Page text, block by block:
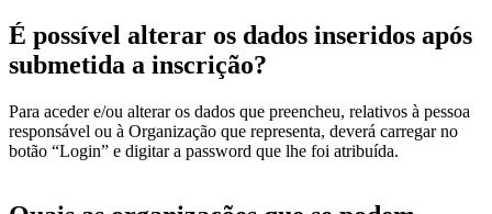
É possível alterar os dados inseridos após
submetida a inscrição?
Para aceder e/ou alterar os dados que preencheu, relativos à pessoa
responsável ou à Organização que representa, deverá carregar no
botão “Login” e digitar a password que lhe foi atribuída.